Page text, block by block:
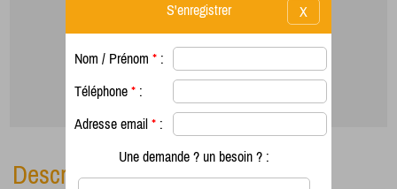
Description
X
S'enregistrer
Nom / Prénom * :
Téléphone * :
Adresse email * :
Une demande ? un besoin ? :